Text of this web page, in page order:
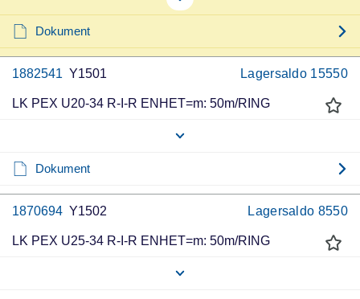
Dokument
1882541 Y1501 Lagersaldo 15550
LK PEX U20-34 R-I-R ENHET=m: 50m/RING
Dokument
1870694 Y1502 Lagersaldo 8550
LK PEX U25-34 R-I-R ENHET=m: 50m/RING